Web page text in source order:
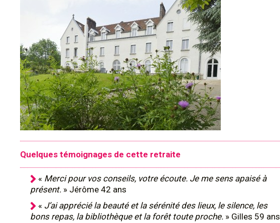
Quelques témoignages de cette retraite
« Merci pour vos conseils, votre écoute. Je me sens apaisé à
présent. » Jérôme 42 ans
« J’ai apprécié la beauté et la sérénité des lieux, le silence, les
bons repas, la bibliothèque et la forêt toute proche. » Gilles 59 ans